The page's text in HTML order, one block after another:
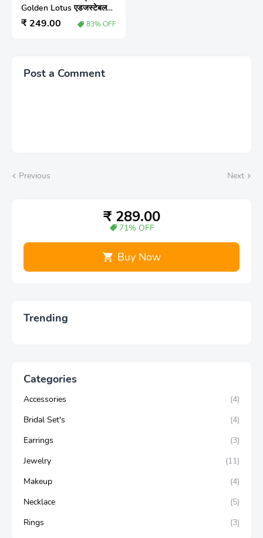
Golden Lotus एडजस्टेबल
Ring for Women – स्टाइल,
शुभता और एलिगेंस का खूबसूरत
₹ 249.00 83% OFF
Post a Comment
Previous Next
₹ 289.00
71% OFF
Buy Now
Trending
Categories
Accessories
(4)
Bridal Set's
(4)
Earrings
(3)
Jewelry
(11)
Makeup
(4)
Necklace
(5)
Rings
(3)